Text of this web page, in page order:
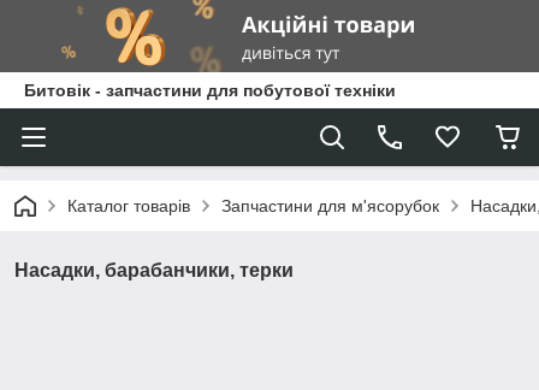
Битовік - запчастини для побутової техніки
Каталог товарів Запчастини для м'ясорубок
Насадки, барабанчики, терки